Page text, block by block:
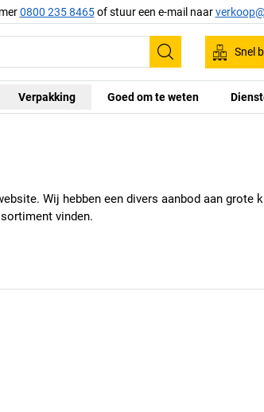
0800 235 8465of stuur een e-mail naar
Zoeken
Snel
Verpakking Goed om te weten
Wij hebben een divers aanbod aan
vinden.